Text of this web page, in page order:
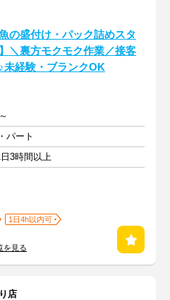
魚の盛付け・パック詰めスタ
＼裏方モクモク作業／接客
未経験・ブランクOK
パート
3時間以上
1日4h以内可
を見る
店